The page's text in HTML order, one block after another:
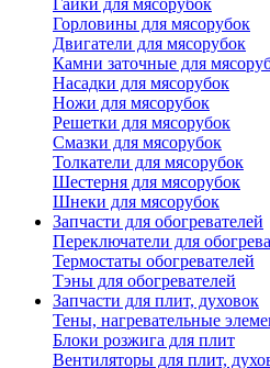
Гайки для мясорубок
Горловины для мясорубок
Двигатели для мясорубок
Камни заточные для
Насадки для мясорубок
Ножи для мясорубок
Решетки для мясорубок
Смазки для мясорубок
Толкатели для мясорубок
Шестерня для мясорубок
Шнеки для мясорубок
Запчасти для обогревателей
Переключатели для
Термостаты обогревателей
Тэны для обогревателей
Запчасти для плит, духовок
Тены, нагревательные
Блоки розжига для плит
Вентиляторы для плит,